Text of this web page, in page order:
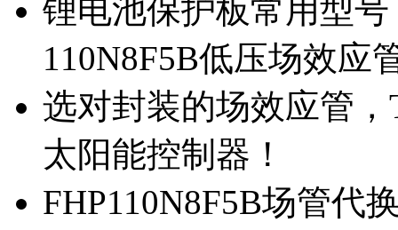
锂电池保护板常用型
110N8F5B低压场效应
选对封装的场效应管
太阳能控制器！
FHP110N8F5B场管代